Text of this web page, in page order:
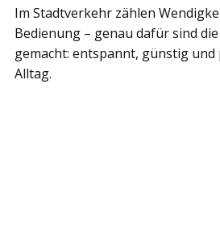
Im Stadtverkehr zählen
Bedienung – genau dafür sind
gemacht: entspannt, günstig
Alltag.